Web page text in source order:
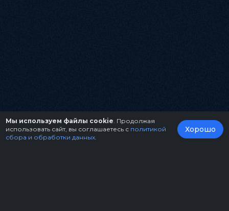
Мы используем файлы cookie . Продолжая
использовать сайт, вы соглашаетесь с политикой
сбора и обработки данных
Хорошо